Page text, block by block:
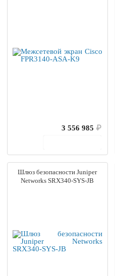
3 556 985 ₽
Шлюз безопасности Juniper
Networks SRX340-SYS-JB